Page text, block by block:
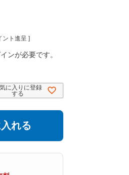
ント進呈 ]
ンが必要です。
に入りに登録
する
れる